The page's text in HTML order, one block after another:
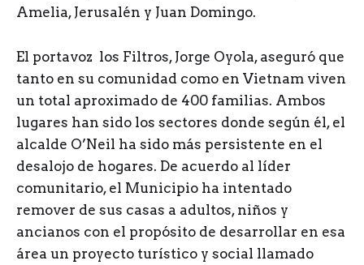
Amelia, Jerusalén y Juan Domingo.
El portavoz los Filtros, Jorge Oyola, aseguró que
tanto en su comunidad como en Vietnam viven
un total aproximado de 400 familias. Ambos
lugares han sido los sectores donde según él, el
alcalde O’Neil ha sido más persistente en el
desalojo de hogares. De acuerdo al líder
comunitario, el Municipio ha intentado
remover de sus casas a adultos, niños y
ancianos con el propósito de desarrollar en esa
área un proyecto turístico y social llamado